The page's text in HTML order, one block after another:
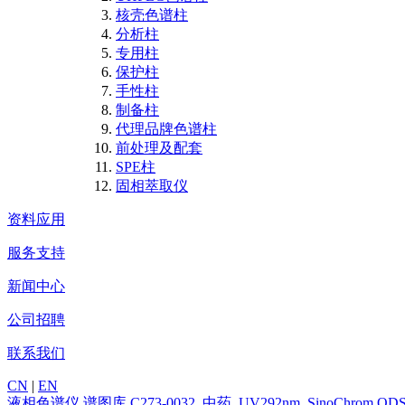
核壳色谱柱
分析柱
专用柱
保护柱
手性柱
制备柱
代理品牌色谱柱
前处理及配套
SPE柱
固相萃取仪
资料应用
服务支持
新闻中心
公司招聘
联系我们
CN | EN